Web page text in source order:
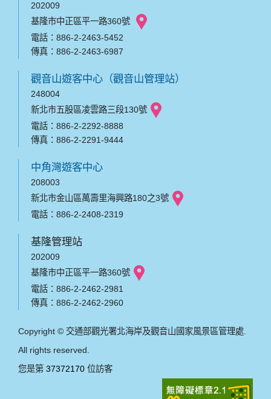
202009
基隆市中正區平一路360號
電話：886-2-2463-5452
傳真：886-2-2463-6987
觀音山遊客中心（觀音山管理站）
248004
新北市五股區凌雲路三段130號
電話：886-2-2292-8888
傳真：886-2-2291-9444
中角灣遊客中心
208003
新北市金山區萬壽里海興路180之3號
電話：886-2-2408-2319
基隆管理站
202009
基隆市中正區平一路360號
電話：886-2-2462-2981
傳真：886-2-2462-2960
Copyright © 交通部觀光署北海岸及觀音山國家風景區管理處.
All rights reserved.
您是第 37372170 位訪客